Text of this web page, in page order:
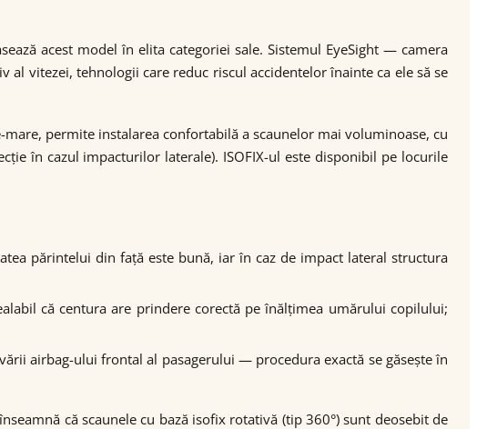
acest model în elita categoriei sale. Sistemul EyeSight — camera
vitezei, tehnologii care reduc riscul accidentelor înainte ca ele să se
permite instalarea confortabilă a scaunelor mai voluminoase, cu
în cazul impacturilor laterale). ISOFIX-ul este disponibil pe locurile
părintelui din față este bună, iar în caz de impact lateral structura
că centura are prindere corectă pe înălțimea umărului copilului;
airbag-ului frontal al pasagerului — procedura exactă se găsește în
că scaunele cu bază isofix rotativă (tip 360°) sunt deosebit de